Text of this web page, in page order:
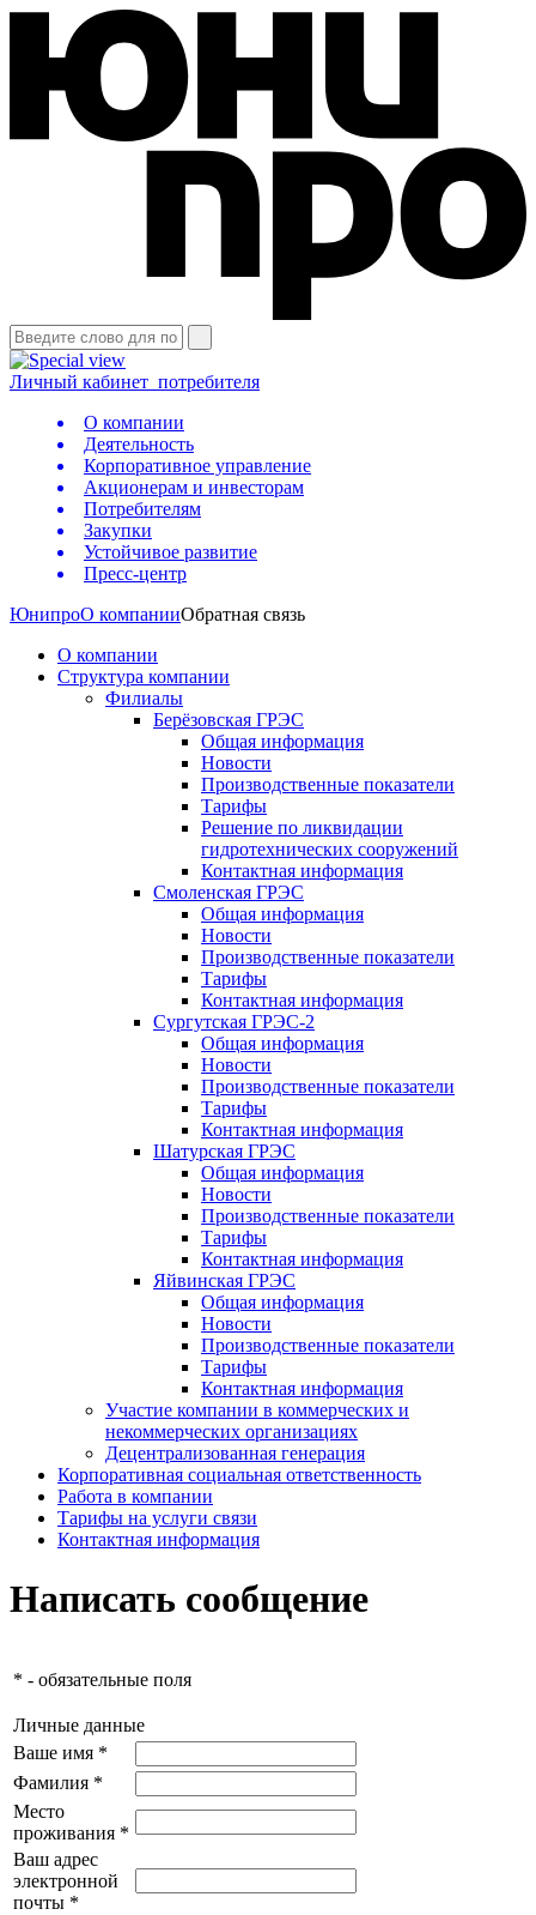
Личный кабинет потребителя
О компании
Деятельность
Корпоративное управление
Акционерам и инвесторам
Потребителям
Закупки
Устойчивое развитие
Пресс-центр
ЮнипроО компанииОбратная связь
О компании
Структура компании
Филиалы
Берёзовская ГРЭС
Общая информация
Новости
Производственные показатели
Тарифы
Решение по ликвидации
гидротехнических сооружений
Контактная информация
Смоленская ГРЭС
Общая информация
Новости
Производственные показатели
Тарифы
Контактная информация
Сургутская ГРЭС-2
Общая информация
Новости
Производственные показатели
Тарифы
Контактная информация
Шатурская ГРЭС
Общая информация
Новости
Производственные показатели
Тарифы
Контактная информация
Яйвинская ГРЭС
Общая информация
Новости
Производственные показатели
Тарифы
Контактная информация
Участие компании в коммерческих и
некоммерческих организациях
Децентрализованная генерация
Корпоративная социальная ответственность
Работа в компании
Тарифы на услуги связи
Контактная информация
Написать сообщение
* - обязательные поля
Личные данные
Ваше имя *
Фамилия *
Место
проживания *
Ваш адрес
электронной
почты *